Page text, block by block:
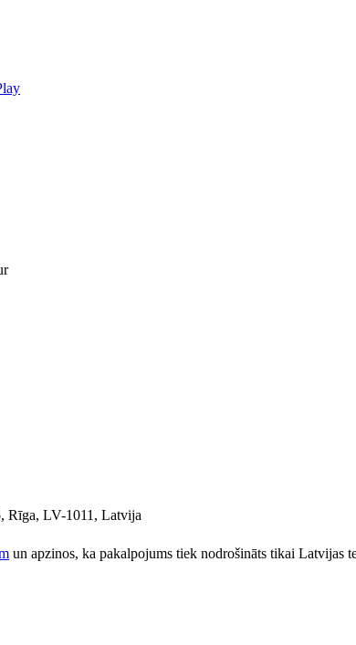
Rīga, LV-1011, Latvija
un apzinos, ka pakalpojums tiek nodrošināts tikai Latvijas